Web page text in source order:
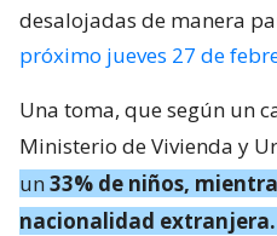
desalojadas de manera
próximo jueves 27 de
Una toma, que según un
Ministerio de Vivienda y
un33% de niños,
nacionalidad extranjera.